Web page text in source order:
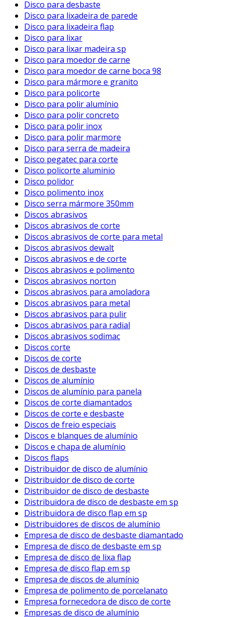
Disco para desbaste
Disco para lixadeira de parede
Disco para lixadeira flap
Disco para lixar
Disco para lixar madeira sp
Disco para moedor de carne
Disco para moedor de carne boca 98
Disco para mármore e granito
Disco para policorte
Disco para polir alumínio
Disco para polir concreto
Disco para polir inox
Disco para polir marmore
Disco para serra de madeira
Disco pegatec para corte
Disco policorte aluminio
Disco polidor
Disco polimento inox
Disco serra mármore 350mm
Discos abrasivos
Discos abrasivos de corte
Discos abrasivos de corte para metal
Discos abrasivos dewalt
Discos abrasivos e de corte
Discos abrasivos e polimento
Discos abrasivos norton
Discos abrasivos para amoladora
Discos abrasivos para metal
Discos abrasivos para pulir
Discos abrasivos para radial
Discos abrasivos sodimac
Discos corte
Discos de corte
Discos de desbaste
Discos de alumínio
Discos de alumínio para panela
Discos de corte diamantados
Discos de corte e desbaste
Discos de freio especiais
Discos e blanques de alumínio
Discos e chapa de alumínio
Discos flaps
Distribuidor de disco de alumínio
Distribuidor de disco de corte
Distribuidor de disco de desbaste
Distribuidora de disco de desbaste em sp
Distribuidora de disco flap em sp
Distribuidores de discos de alumínio
Empresa de disco de desbaste diamantado
Empresa de disco de desbaste em sp
Empresa de disco de lixa flap
Empresa de disco flap em sp
Empresa de discos de alumínio
Empresa de polimento de porcelanato
Empresa fornecedora de disco de corte
Empresas de disco de alumínio